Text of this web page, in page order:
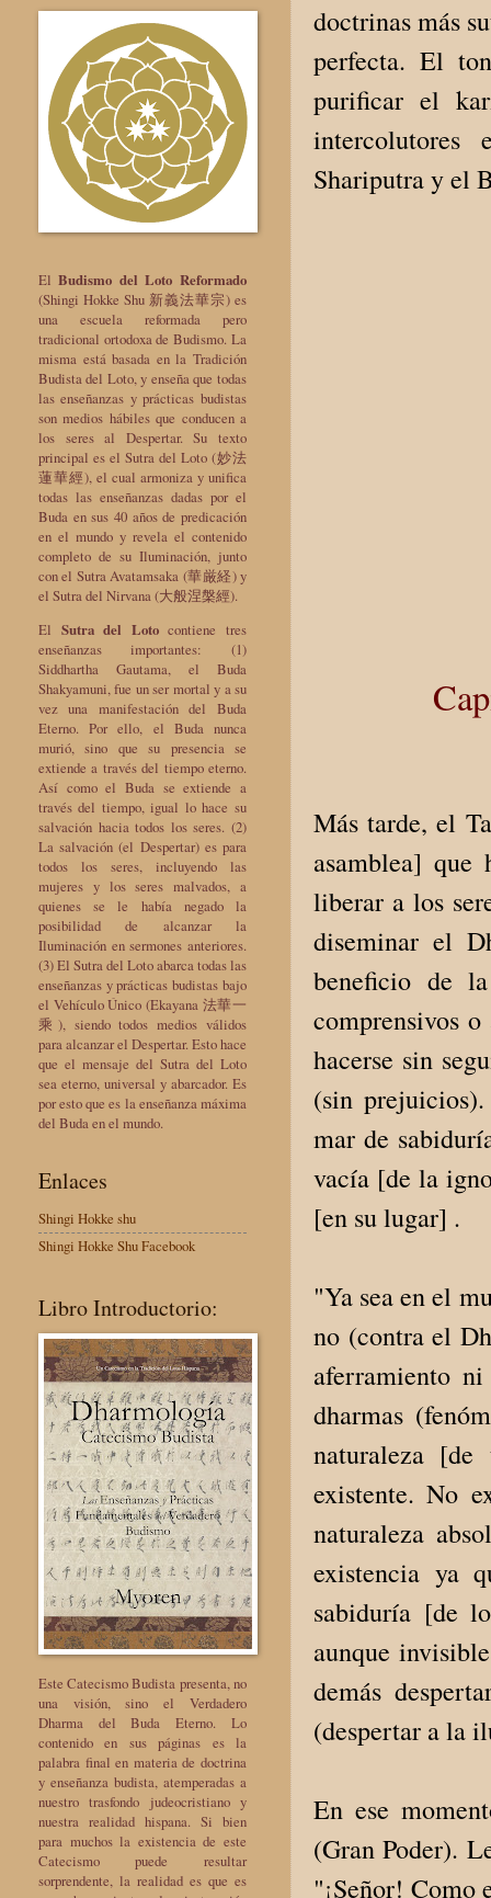
doctrinas más
perfecta. El
purificar el
Shariputra y el
Más tarde, el
asamblea] que
liberar a los
diseminar el
beneficio de
comprensivos
hacerse sin
(sin
mar de
vacía [de la
[en su lugar] .
"Ya sea en el
no (contra el
aferramiento
dharmas
naturaleza
existente. No
naturaleza
existencia ya
sabiduría [de
aunque
demás
(despertar a la
En ese
(Gran Poder).
"¡Señor! Como
ElBudismo del Loto Reformado
(Shingi Hokke Shu 新義法華宗) es
una escuela reformada pero
tradicional ortodoxa de Budismo. La
misma está basada en la Tradición
Budista del Loto, y enseña que todas
las enseñanzas y prácticas budistas
son medios hábiles que conducen a
los seres al Despertar. Su texto
principal es el Sutra del Loto (妙法
蓮華經), el cual armoniza y unifica
todas las enseñanzas dadas por el
Buda en sus 40 años de predicación
en el mundo y revela el contenido
completo de su Iluminación, junto
con el Sutra Avatamsaka (華厳経) y
el Sutra del Nirvana (大般涅槃經).
El Sutra del Lotocontiene tres
enseñanzas importantes: (1)
Siddhartha Gautama, el Buda
Shakyamuni, fue un ser mortal y a su
vez una manifestación del Buda
Eterno. Por ello, el Buda nunca
murió, sino que su presencia se
extiende a través del tiempo eterno.
Así como el Buda se extiende a
través del tiempo, igual lo hace su
salvación hacia todos los seres. (2)
La salvación (el Despertar) es para
todos los seres, incluyendo las
mujeres y los seres malvados, a
quienes se le había negado la
posibilidad de alcanzar la
Iluminación en sermones anteriores.
(3) El Sutra del Loto abarca todas las
enseñanzas y prácticas budistas bajo
el Vehículo Único (Ekayana 法華一
乘), siendo todos medios válidos
para alcanzar el Despertar. Esto hace
que el mensaje del Sutra del Loto
sea eterno, universal y abarcador. Es
por esto que es la enseñanza máxima
del Buda en el mundo.
Enlaces
Shingi Hokke shu
Shingi Hokke Shu Facebook
Libro Introductorio:
Este Catecismo Budista presenta, no
una visión, sino el Verdadero
Dharma del Buda Eterno. Lo
contenido en sus páginas es la
palabra final en materia de doctrina
y enseñanza budista, atemperadas a
nuestro trasfondo judeocristiano y
nuestra realidad hispana. Si bien
para muchos la existencia de este
Catecismo puede resultar
sorprendente, la realidad es que es